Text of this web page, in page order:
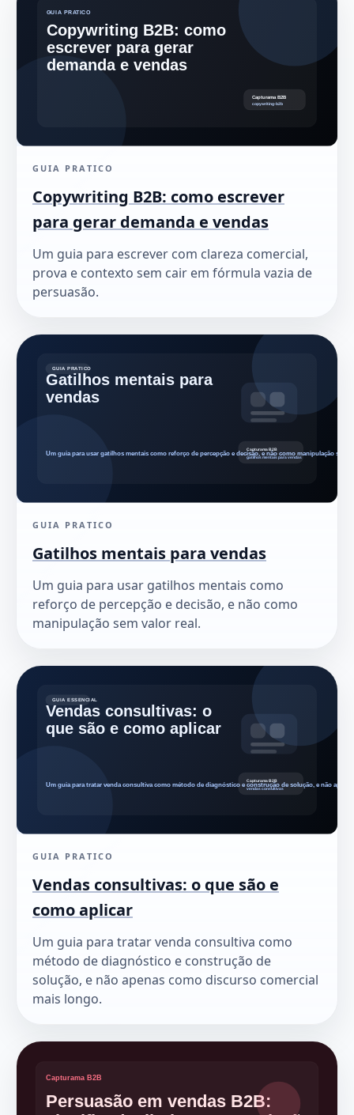
GUIA PRATICO
Copywriting B2B: como escrever
para gerar demanda e vendas
Um guia para escrever com clareza comercial,
prova e contexto sem cair em fórmula vazia de
persuasão.
GUIA PRATICO
Gatilhos mentais para vendas
Um guia para usar gatilhos mentais como
reforço de percepção e decisão, e não como
manipulação sem valor real.
GUIA PRATICO
Vendas consultivas: o que são e
como aplicar
Um guia para tratar venda consultiva como
método de diagnóstico e construção de
solução, e não apenas como discurso comercial
mais longo.